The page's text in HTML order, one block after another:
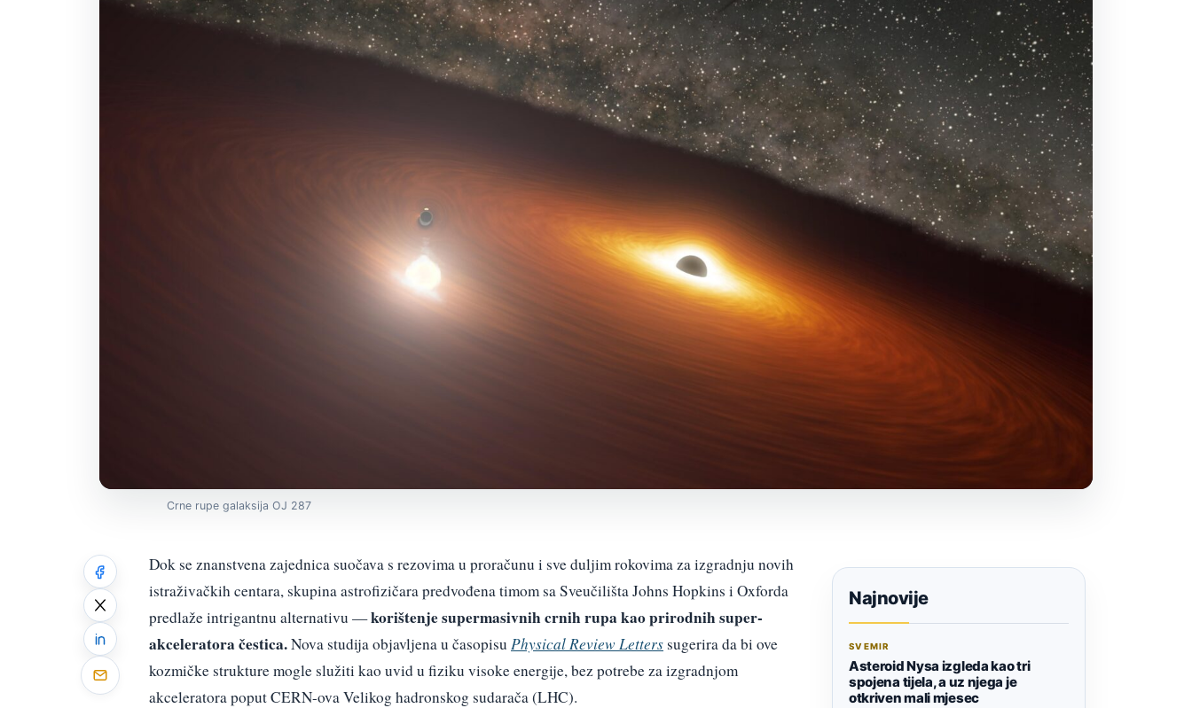
Crne rupe galaksija OJ 287
Dok se znanstvena zajednica suočava s rezovima u proračunu i sve duljim rokovima za izgradnju novih
istraživačkih centara, skupina astrofizičara predvođena timom sa Sveučilišta Johns Hopkins i Oxforda
predlaže intrigantnu alternativu —korištenje supermasivnih crnih rupa kao prirodnih super-
akceleratora čestica.Nova studija objavljena u časopisu Physical Review Letterssugerira da bi ove
kozmičke strukture mogle služiti kao uvid u fiziku visoke energije, bez potrebe za izgradnjom
akceleratora poput CERN-ova Velikog hadronskog sudarača (LHC).
Najnovije
SVEMIR
Asteroid Nysa izgleda kao tri
spojena tijela, a uz njega je
otkriven mali mjesec